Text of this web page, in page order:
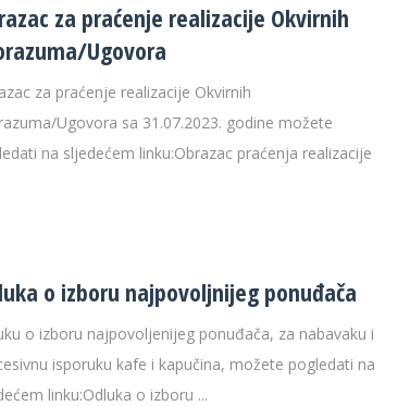
za praćenje realizacije Okvirnih
Ugovora
za praćenje realizacije Okvirnih
Ugovora sa 31.07.2023. godine možete
na sljedećem linku:Obrazac praćenja realizacije
o izboru najpovoljnijeg ponuđača
o izboru najpovoljenijeg ponuđača, za nabavaku i
isporuku kafe i kapučina, možete pogledati na
linku:Odluka o izboru ...
PRVO JEZERO